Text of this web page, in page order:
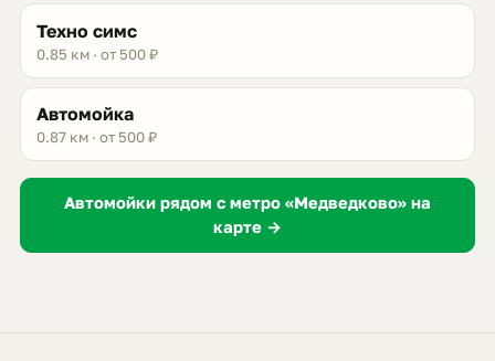
Техно симс
0.85 км · от 500 ₽
Автомойка
0.87 км · от 500 ₽
Автомойки рядом с метро «Медведково» на
карте →